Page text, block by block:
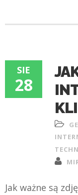
SIE
28
Jak ważne są